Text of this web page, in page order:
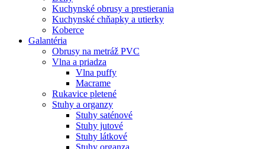
Kuchynské obrusy a prestierania
Kuchynské chňapky a utierky
Koberce
Galantéria
Obrusy na metráž PVC
Vlna a priadza
Vlna puffy
Macrame
Rukavice pletené
Stuhy a organzy
Stuhy saténové
Stuhy jutové
Stuhy látkové
Stuhy organza